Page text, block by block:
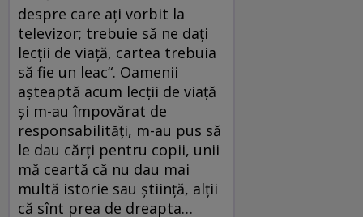
despre care ați vorbit la
televizor; trebuie să ne dați
lecții de viață, cartea trebuia
să fie un leac“. Oamenii
așteaptă acum lecții de viață
și m-au împovărat de
responsabilități, m-au pus să
le dau cărți pentru copii, unii
mă ceartă că nu dau mai
multă istorie sau știință, alții
că sînt prea de dreapta…